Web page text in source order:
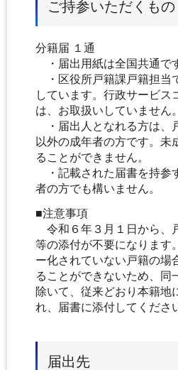
ご持参いただくもの
分籍届 １通
・届出用紙は全国共通で
・区役所戸籍課戸籍担当
しています。行政サービス
は、お取扱いしていません。
・届出人となれる方は、
以外の成年者の方です。未
ることができません。
・記載された届書を持参
者の方でも構いません。
■注意事項
令和６年３月１日から、
等の添付が不要になります
ー化されていない戸籍の場
ることができないため、同
除いて、従来どおり本籍地
れ、届書に添付してくださ
届出先